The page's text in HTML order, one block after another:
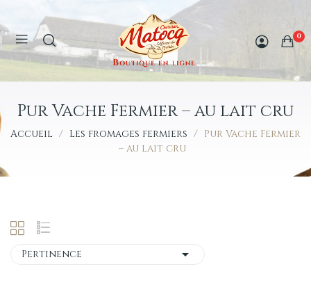
0
Pur Vache Fermier – au lait cru
Accueil Les fromages fermiers
Pur Vache Fermier
– au lait cru
Pertinence 